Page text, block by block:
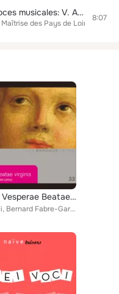
Missa l'homme armé super voces musicales: V. Agnus Dei
Maîtrise des Pays de Loire
8:07
Bencini: Vesperae Beatae Virginis In Sancto Petro Romae
A Sei Voci, Bernard Fabre-Garrus